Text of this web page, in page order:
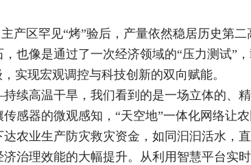
产区罕见“烤”验后，产量依然稳居历史第
也像是通过了一次经济领域的“压力测试”
实现宏观调控与科技创新的双向赋能。
续高温干旱，我们看到的是一场立体的、
感器的微观感知，“天空地”一体化网络让
农业生产防灾救灾资金，如同汩汩活水，
治理效能的大幅提升。从利用智慧平台实